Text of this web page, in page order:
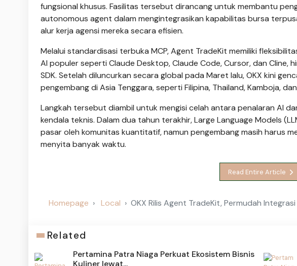
fungsional khusus. Fasilitas tersebut dirancang untuk membantu
autonomous agent dalam mengintegrasikan kapabilitas bursa
alur kerja agensi mereka secara efisien.
Melalui standardisasi terbuka MCP, Agent TradeKit memiliki
AI populer seperti Claude Desktop, Claude Code, Cursor, dan Cline,
SDK. Setelah diluncurkan secara global pada Maret lalu, OKX kini
pengembang di Asia Tenggara, seperti Filipina, Thailand, Kamboja,
Langkah tersebut diambil untuk mengisi celah antara penalaran AI
kendala teknis. Dalam dua tahun terakhir, Large Language Models
pasar oleh komunitas kuantitatif, namun pengembang masih harus
menyita banyak waktu.
Read Entire Article
Homepage Local OKX Rilis Agent TradeKit, Permudah
Related
Pertamina Patra Niaga Perkuat Ekosistem Bisnis
Kuliner lewat...